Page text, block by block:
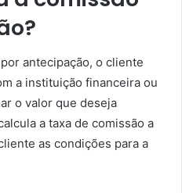
antecipação, o cliente
a instituição financeira ou
o valor que deseja
a taxa de comissão a
as condições para a